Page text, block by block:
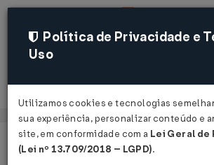
Página Inicial
Notícias
Política de Privacidade e
Uso
Utilizamos cookies e tecnologias
sua experiência, personalizar conteúdo e
site, em conformidade com a Lei Geral de
(Lei nº 13.709/2018 – LGPD).